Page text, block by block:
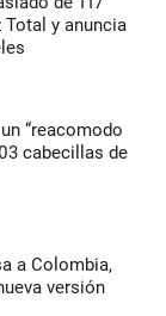
y anuncia
“reacomodo
cabecillas de
a Colombia,
versión